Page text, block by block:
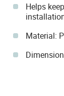
Helps
Material: